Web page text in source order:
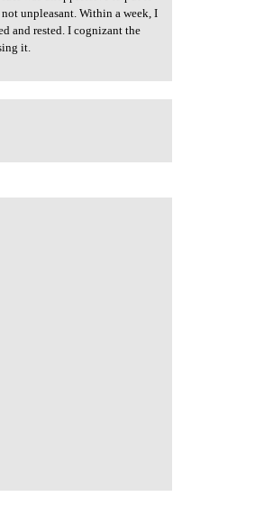
unpleasant. Within a week, I
and rested. I cognizant the
it.